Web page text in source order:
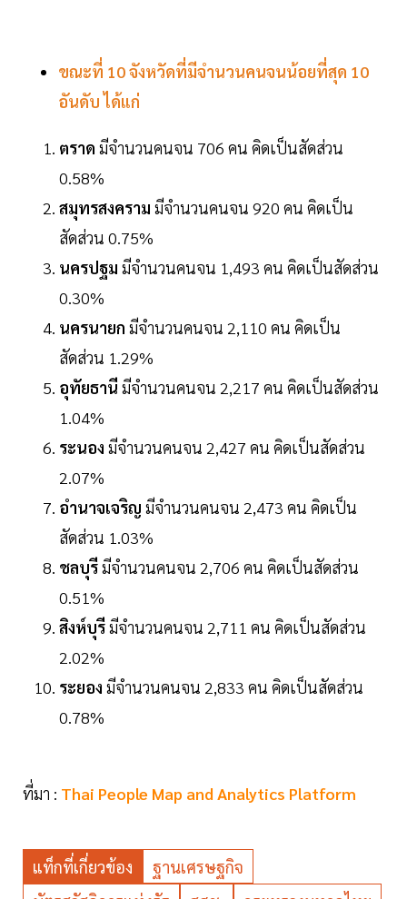
ขณะที่ 10 จังหวัดที่มีจำนวนคนจนน้อยที่สุด 10
อันดับ ได้แก่
ตราด มีจำนวนคนจน 706 คน คิดเป็นสัดส่วน
0.58%
สมุทรสงคราม มีจำนวนคนจน 920 คน คิดเป็น
สัดส่วน 0.75%
นครปฐม มีจำนวนคนจน 1,493 คน คิดเป็นสัดส่วน
0.30%
นครนายก มีจำนวนคนจน 2,110 คน คิดเป็น
สัดส่วน 1.29%
อุทัยธานี มีจำนวนคนจน 2,217 คน คิดเป็นสัดส่วน
1.04%
ระนอง มีจำนวนคนจน 2,427 คน คิดเป็นสัดส่วน
2.07%
อำนาจเจริญ มีจำนวนคนจน 2,473 คน คิดเป็น
สัดส่วน 1.03%
ชลบุรีมีจำนวนคนจน 2,706 คน คิดเป็นสัดส่วน
0.51%
สิงห์บุรีมีจำนวนคนจน 2,711 คน คิดเป็นสัดส่วน
2.02%
ระยอง มีจำนวนคนจน 2,833 คน คิดเป็นสัดส่วน
0.78%
ที่มา : Thai People Map and Analytics Platform
แท็กที่เกี่ยวข้อง
ฐานเศรษฐกิจ